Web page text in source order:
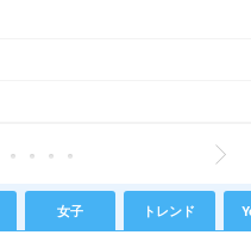
女子 トレンド